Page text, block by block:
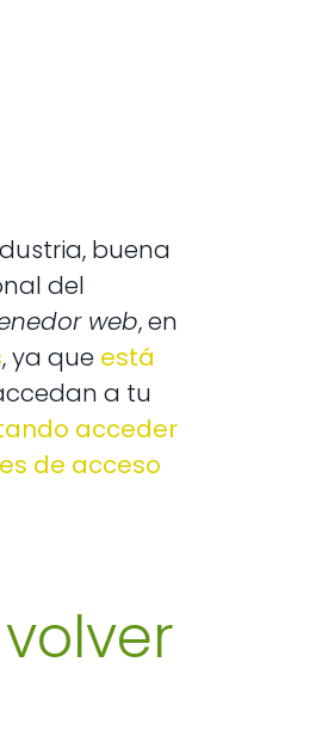
buena
del
web, en
, ya que está
a tu
acceder
de acceso